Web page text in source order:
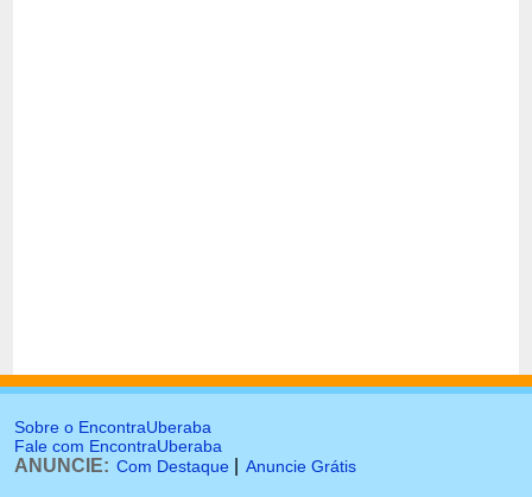
Sobre o EncontraUberaba
Fale com EncontraUberaba
ANUNCIE: Com Destaque Anuncie Grátis